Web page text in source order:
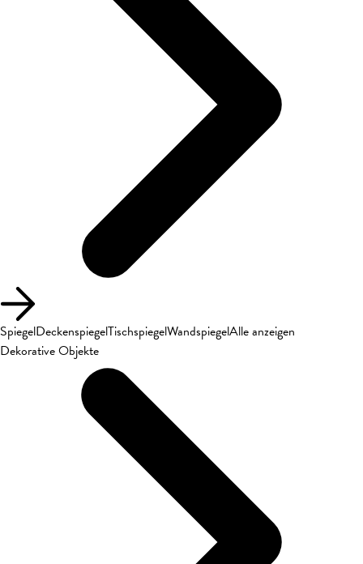
SpiegelDeckenspiegelTischspiegelWandspiegelAlle anzeigen
Dekorative Objekte